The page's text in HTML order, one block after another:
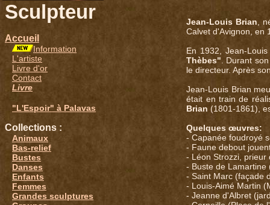
Sculpteur
Accueil
Information
L'artiste
Livre d'or
Contact
Livre
"L'Espoir" à Palavas
Collections :
Animaux
Bas-relief
Bustes
Danses
Enfants
Femmes
Grandes sculptures
Jean-Louis Brian ,
Calvet d'Avignon, en
En 1932, Jean-
Thèbes" . Durant
le directeur. Après
Jean-Louis Brian
était en train de
Brian (1801-1861),
Quelques œuvres:
- Capanée foudroyé
- Faune debout
- Léon Strozzi, prieur
- Buste de Lamartine
- Saint Marc (façade
- Louis-Aimé Martin
- Jeanne d'Albret